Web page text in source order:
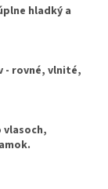
hladký a
- rovné, vlnité,
vlasoch,